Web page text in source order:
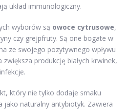
układ immunologiczny.
wyborów są owoce cytrusowe,
czy grejpfruty. Są one bogate w
ze swojego pozytywnego wpływu
produkcję białych krwinek,
który nie tylko dodaje smaku
jako naturalny antybiotyk. Zawiera